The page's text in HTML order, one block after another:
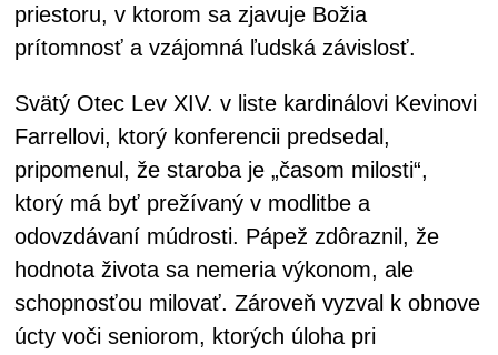
priestoru, v ktorom sa zjavuje Božia
prítomnosť a vzájomná ľudská závislosť.
Svätý Otec Lev XIV. v liste kardinálovi Kevinovi
Farrellovi, ktorý konferencii predsedal,
pripomenul, že staroba je „časom milosti“,
ktorý má byť prežívaný v modlitbe a
odovzdávaní múdrosti. Pápež zdôraznil, že
hodnota života sa nemeria výkonom, ale
schopnosťou milovať. Zároveň vyzval k obnove
úcty voči seniorom, ktorých úloha pri